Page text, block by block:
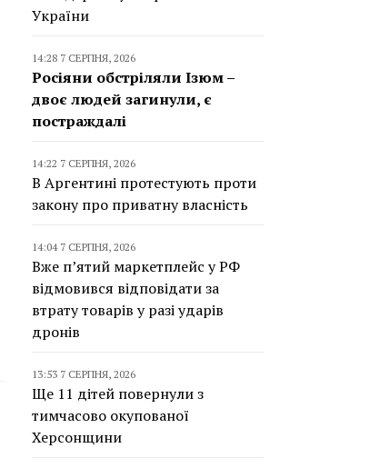
України
14:28 7 СЕРПНЯ, 2026
Росіяни обстріляли Ізюм –
двоє людей загинули, є
постраждалі
14:22 7 СЕРПНЯ, 2026
В Аргентині протестують проти
закону про приватну власність
14:04 7 СЕРПНЯ, 2026
Вже п’ятий маркетплейс у РФ
відмовився відповідати за
втрату товарів у разі ударів
дронів
13:53 7 СЕРПНЯ, 2026
Ще 11 дітей повернули з
тимчасово окупованої
Херсонщини